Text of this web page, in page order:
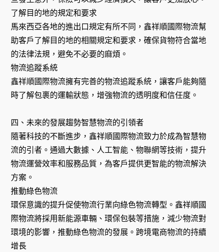
了解目的地的規定和要求
馬來西亞各地的進出口規定有所不同，鑫祥順國際物流幫
助客戶了解目的地的相關規定和要求，確保貨物符合當地
的法律法規，避免不必要的麻煩。
物流追蹤系統
鑫祥順國際物流擁有完善的物流追蹤系統，讓客戶能夠隨
時了解包裹的運輸狀態，增強物流的透明度和信任度。
四、未來的發展趨勢智慧物流的引領者
隨著科技的不斷進步，鑫祥順國際物流致力於成為智慧物
流的引者。通過大數據、人工智能、物聯網等技術，提升
物流運營效率和服務品質，為客戶提供更智能的物流解決
方案。
推動綠色物流
環保意識的提升促使物流行業向綠色物流轉型。鑫祥順國
際物流將採用新能源車輛、環保包裝等措施，減少物流對
環境的影響，推動綠色物流的發展。跨境電商物流的持續
增長